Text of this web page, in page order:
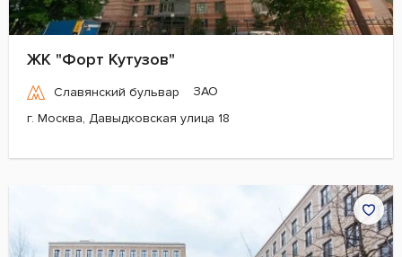
ЖК "Форт Кутузов"
Славянский бульвар
ЗАО
г. Москва, Давыдковская улица 18